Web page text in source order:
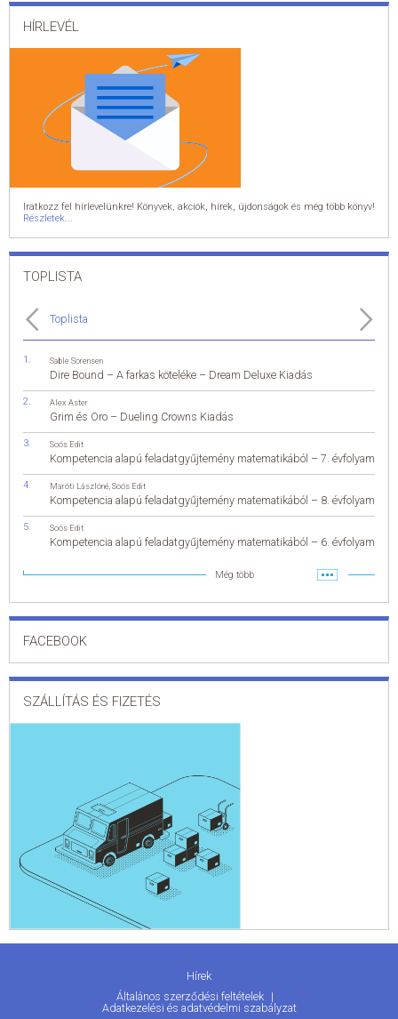
HÍRLEVÉL
Iratkozz fel hírlevelünkre! Könyvek, akciók, hírek, újdonságok és még több könyv!
Részletek...
TOPLISTA
Toplista
Sable Sorensen
Dire Bound – A farkas köteléke – Dream Deluxe Kiadás
Alex Aster
Grim és Oro – Dueling Crowns Kiadás
Soós Edit
Kompetencia alapú feladatgyűjtemény matematikából – 7. évfolyam
Maróti Lászlóné Soós Edit
Kompetencia alapú feladatgyűjtemény matematikából – 8. évfolyam
Soós Edit
Kompetencia alapú feladatgyűjtemény matematikából – 6. évfolyam
Még több
FACEBOOK
SZÁLLÍTÁS ÉS FIZETÉS
Hírek
Általános szerződési feltételek
Adatkezelési és adatvédelmi szabályzat